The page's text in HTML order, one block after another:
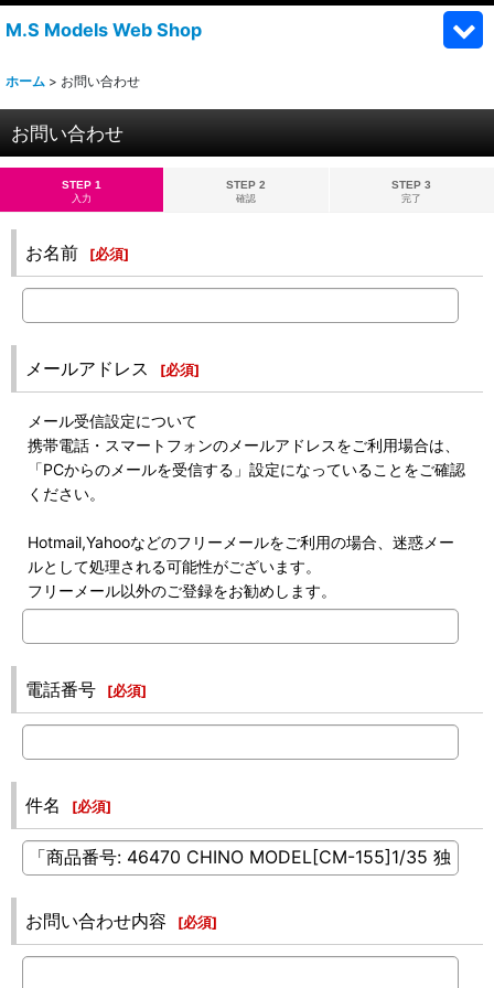
M.S Models Web Shop
ホーム > お問い合わせ
お問い合わせ
STEP 1
入力
STEP 2
確認
STEP 3
完了
お名前 [必須]
メールアドレス [必須]
メール受信設定について
携帯電話・スマートフォンのメールアドレスをご利用場合は、
「PCからのメールを受信する」設定になっていることをご確認
ください。
Hotmail,Yahooなどのフリーメールをご利用の場合、迷惑メー
ルとして処理される可能性がございます。
フリーメール以外のご登録をお勧めします。
電話番号 [必須]
件名 [必須]
お問い合わせ内容 [必須]